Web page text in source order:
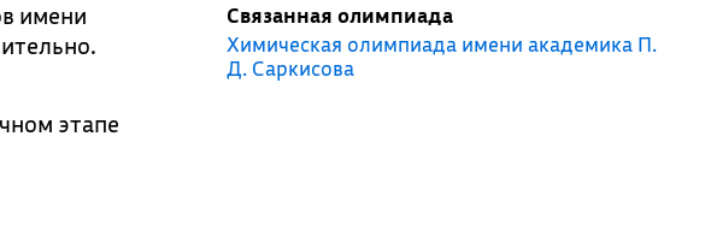
имени
этапе
Связанная олимпиада
Химическая олимпиада имени академика П.
Д. Саркисова